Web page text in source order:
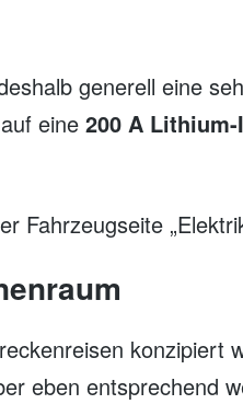
generell eine
eine200 A
Fahrzeugseite
konzipiert
eben entsprechend